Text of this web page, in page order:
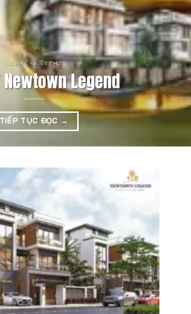
LIỀN KỀ - BIỆT THỰ
Legend
TIẾP TỤC ĐỌC →